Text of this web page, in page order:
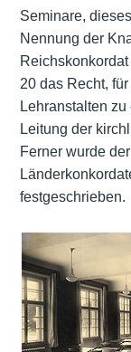
Seminare,
Nennung der
20 das Recht,
Lehranstalten
Leitung der
Ferner wurde
festgeschrieben.